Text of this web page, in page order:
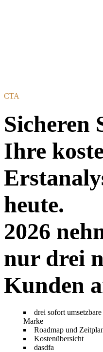
CTA
Sicheren
Ihre
heute.
2026
nur drei
Kunden
drei sofort
Marke
Roadmap und
Kostenübersicht
dasdfa